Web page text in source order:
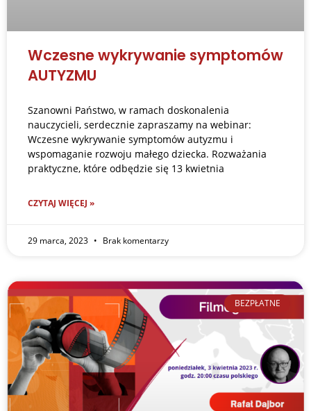
Wczesne wykrywanie symptomów
AUTYZMU
Szanowni Państwo, w ramach doskonalenia
nauczycieli, serdecznie zapraszamy na webinar:
Wczesne wykrywanie symptomów autyzmu i
wspomaganie rozwoju małego dziecka. Rozważania
praktyczne, które odbędzie się 13 kwietnia
CZYTAJ WIĘCEJ »
29 marca, 2023 Brak komentarzy
BEZPŁATNE